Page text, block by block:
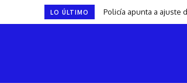
LO ÚLTIMO Policía apunta a ajuste